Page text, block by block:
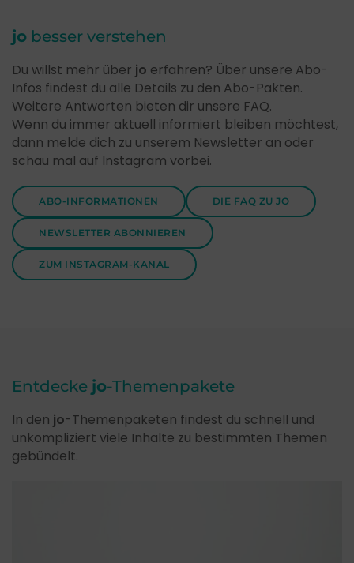
jo besser verstehen
Du willst mehr über jo erfahren? Über unsere Abo-
Infos findest du alle Details zu den Abo-Pakten.
Weitere Antworten bieten dir unsere FAQ.
Wenn du immer aktuell informiert bleiben möchtest,
dann melde dich zu unserem Newsletter an oder
schau mal auf Instagram vorbei.
ABO-INFORMATIONEN DIE FAQ ZU JO
NEWSLETTER ABONNIEREN
ZUM INSTAGRAM-KANAL
Entdecke jo-Themenpakete
In den jo-Themenpaketen findest du schnell und
unkompliziert viele Inhalte zu bestimmten Themen
gebündelt.